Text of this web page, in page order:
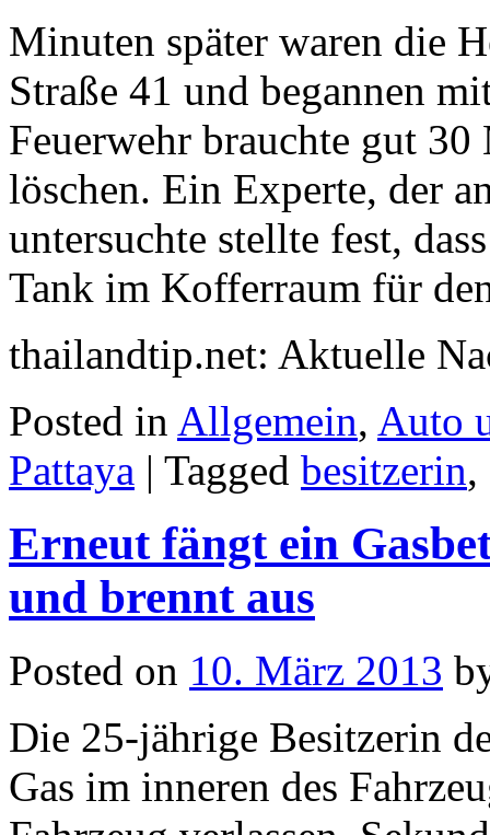
Minuten später waren die
Straße 41 und begannen
Feuerwehr brauchte gut
löschen. Ein Experte, der
untersuchte stellte fest,
Tank im Kofferraum für
thailandtip.net: Aktuelle
Posted in Allgemein, Auto
Pattaya | Tagged besitzerin,
Erneut fängt ein
und brennt aus
Posted on 10. März 2013
Die 25-jährige Besitzerin
Gas im inneren des